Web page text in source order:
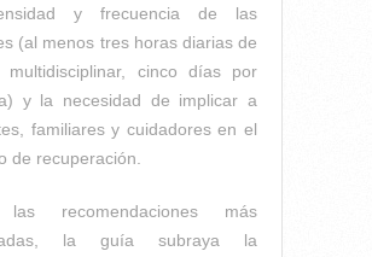
y frecuencia de las
(al menos tres horas diarias de
multidisciplinar, cinco días por
y la necesidad de implicar a
familiares y cuidadores en el
de recuperación.
las recomendaciones más
la guía subraya la